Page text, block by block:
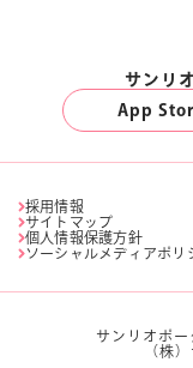
サンリ
App
採用情報
サイトマップ
個人情報保護方針
ソーシャルメディアポリ
サンリオポー
（株